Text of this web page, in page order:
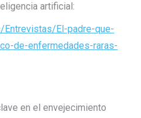
artificial:
El-padre-que-
de-enfermedades-raras-
en el envejecimiento